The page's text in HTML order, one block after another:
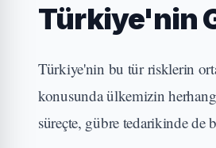
Türkiye'nin
Türkiye'nin bu tür risklerin
konusunda ülkemizin
süreçte, gübre tedarikinde de